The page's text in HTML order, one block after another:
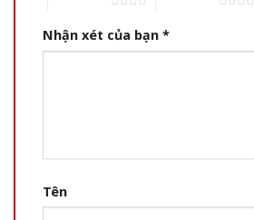
Nhận xét của bạn *
Tên